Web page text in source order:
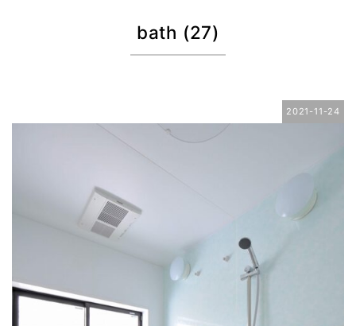
bath (27)
2021-11-24